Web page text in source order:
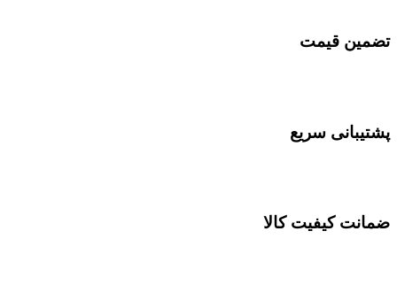
تضمین قیمت
پشتیبانی سریع
ضمانت کیفیت کالا